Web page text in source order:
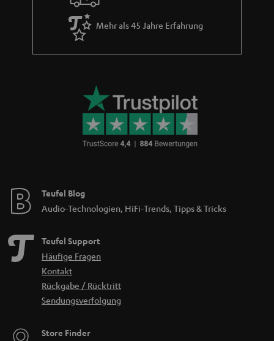
Mehr als 45 Jahre Erfahrung
Teufel Blog
Audio-Technologien, HiFi-Trends, Tipps & Tricks
Teufel Support
Häufige Fragen
Kontakt
Rückgabe / Rücktritt
Sendungsverfolgung
Store Finder